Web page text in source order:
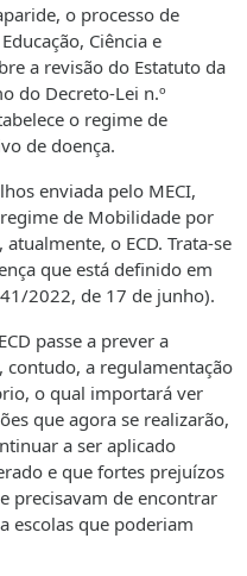
o processo de
Ciência e
a revisão do Estatuto da
do Decreto-Lei n.º
o regime de
de doença.
enviada pelo MECI,
de Mobilidade por
o ECD. Trata-se
que está definido em
2022, de 17 de junho).
passe a prever a
contudo, a regulamentação
o qual importará ver
que agora se realizarão,
a ser aplicado
e que fortes prejuízos
precisavam de encontrar
escolas que poderiam